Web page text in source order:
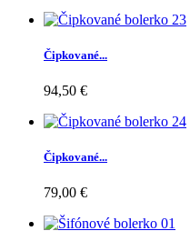
Čipkované...
94,50 €
Čipkované...
79,00 €